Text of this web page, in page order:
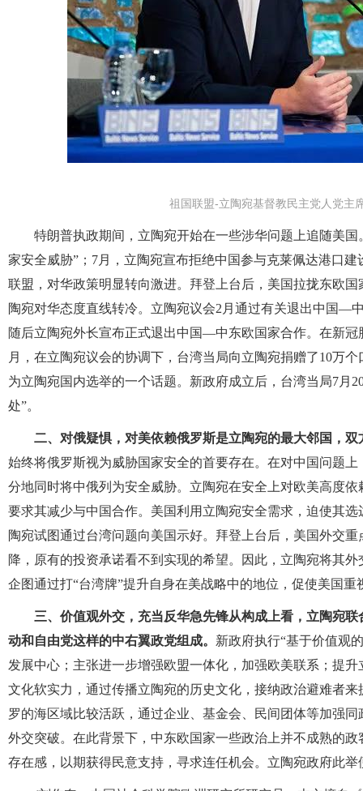
祖国联盟-立陶宛基督教民主党人党主
特朗普执政期间，立陶宛开始在一些涉华问题上追随美
家安全威胁”；7月，立陶宛宣布拒绝中国参与克莱佩达港口
联盟，对华政策明显转向激进。拜登上台后，美国拉拢东欧
陶宛对华态度直线转冷。立陶宛议会2月通过有关退出中国—
随后立陶宛外长宣布正式退出中国—中东欧国家合作。在新
月，在立陶宛议会的协调下，台湾当局向立陶宛捐赠了10万
为立陶宛国内选举的一个话题。新政府成立后，台湾当局7月
处”。
二、对俄疑惧，对美依赖俄罗斯是立陶宛的最大邻国，
始终将俄罗斯视为威胁国家安全的首要存在。在对中国问题
分地同时将中俄列为安全威胁。立陶宛在安全上对欧美高度
要求其减少与中国合作。美国利用立陶宛安全需求，迫使其
陶宛试图通过台湾问题向美国示好。拜登上台后，美国外交
降，原有的投资承诺看不到实现的希望。因此，立陶宛将其
企图通过打“台湾牌”提升自身在美战略中的地位，促使美国重
三、价值观外交，充当反华急先锋从构成上看，立陶宛
动和自由党这样的中右翼政党组成。 新政府执行“基于价值观
发展中心；主张进一步增强欧盟一体化，加强欧美联系；提
文化软实力，通过传播立陶宛的历史文化，接纳政治避难者
罗的海区域比较活跃，通过企业、基金会、民间团体等加强
外交突破。在此背景下，中东欧国家一些政治上并不成熟的
存在感，以期获得民意支持，寻求连任机会。立陶宛政府此举